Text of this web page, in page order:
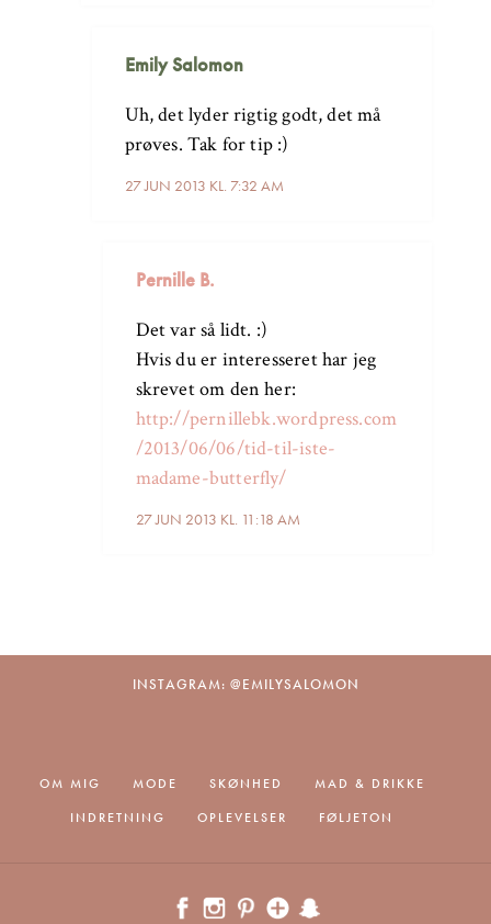
Emily Salomon
27 JUN 2013 KL. 7:32 AM
Uh, det lyder rigtig godt, det må
prøves. Tak for tip :)
Pernille B.
27 JUN 2013 KL. 11:18 AM
Det var så lidt. :)
Hvis du er interesseret har jeg
skrevet om den her:
http://pernillebk.wordpress.com
/2013/06/06/tid-til-iste-
madame-butterfly/
INSTAGRAM: @EMILYSALOMON
OM MIG MODE SKØNHED
MAD & DRIKKE
INDRETNING
OPLEVELSER FØLJETON